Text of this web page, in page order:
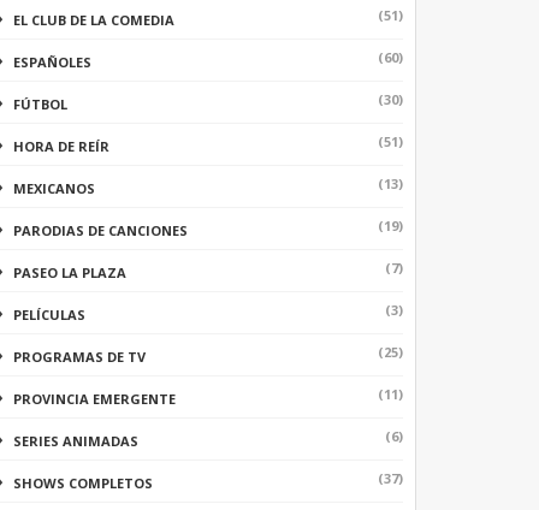
EL CLUB DE LA COMEDIA (51)
ESPAÑOLES (60)
FÚTBOL (30)
HORA DE REÍR (51)
MEXICANOS (13)
PARODIAS DE CANCIONES (19)
PASEO LA PLAZA (7)
PELÍCULAS (3)
PROGRAMAS DE TV (25)
PROVINCIA EMERGENTE (11)
SERIES ANIMADAS (6)
SHOWS COMPLETOS (37)